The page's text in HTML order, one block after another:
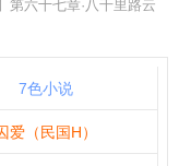
第六十七章·八千里路云
7色小说
爱（民国H）